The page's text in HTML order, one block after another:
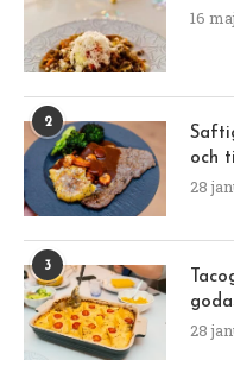
16
2
och
28
3
28